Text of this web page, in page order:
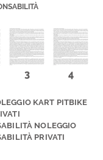
3 4
KART PITBIKE
NOLEGGIO
PRIVATI